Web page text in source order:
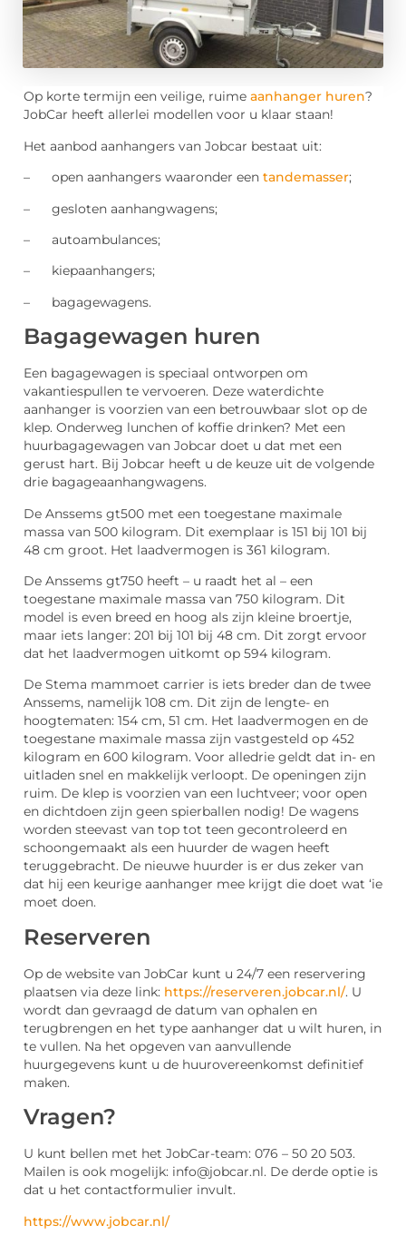
Op korte termijn een veilige, ruime aanhanger huren?
JobCar heeft allerlei modellen voor u klaar staan!
Het aanbod aanhangers van Jobcar bestaat uit:
– open aanhangers waaronder een tandemasser;
– gesloten aanhangwagens;
– autoambulances;
– kiepaanhangers;
– bagagewagens.
Bagagewagen huren
Een bagagewagen is speciaal ontworpen om
vakantiespullen te vervoeren. Deze waterdichte
aanhanger is voorzien van een betrouwbaar slot op de
klep. Onderweg lunchen of koffie drinken? Met een
huurbagagewagen van Jobcar doet u dat met een
gerust hart. Bij Jobcar heeft u de keuze uit de volgende
drie bagageaanhangwagens.
De Anssems gt500 met een toegestane maximale
massa van 500 kilogram. Dit exemplaar is 151 bij 101 bij
48 cm groot. Het laadvermogen is 361 kilogram.
De Anssems gt750 heeft – u raadt het al – een
toegestane maximale massa van 750 kilogram. Dit
model is even breed en hoog als zijn kleine broertje,
maar iets langer: 201 bij 101 bij 48 cm. Dit zorgt ervoor
dat het laadvermogen uitkomt op 594 kilogram.
De Stema mammoet carrier is iets breder dan de twee
Anssems, namelijk 108 cm. Dit zijn de lengte- en
hoogtematen: 154 cm, 51 cm. Het laadvermogen en de
toegestane maximale massa zijn vastgesteld op 452
kilogram en 600 kilogram. Voor alledrie geldt dat in- en
uitladen snel en makkelijk verloopt. De openingen zijn
ruim. De klep is voorzien van een luchtveer; voor open
en dichtdoen zijn geen spierballen nodig! De wagens
worden steevast van top tot teen gecontroleerd en
schoongemaakt als een huurder de wagen heeft
teruggebracht. De nieuwe huurder is er dus zeker van
dat hij een keurige aanhanger mee krijgt die doet wat ‘ie
moet doen.
Reserveren
Op de website van JobCar kunt u 24/7 een reservering
plaatsen via deze link: https://reserveren.jobcar.nl/. U
wordt dan gevraagd de datum van ophalen en
terugbrengen en het type aanhanger dat u wilt huren, in
te vullen. Na het opgeven van aanvullende
huurgegevens kunt u de huurovereenkomst definitief
maken.
Vragen?
U kunt bellen met het JobCar-team: 076 – 50 20 503.
Mailen is ook mogelijk: info@jobcar.nl. De derde optie is
dat u het contactformulier invult.
https://www.jobcar.nl/